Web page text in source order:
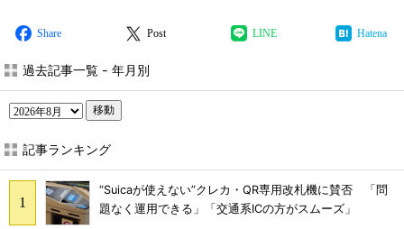
Share Post LINE Hatena
過去記事一覧 - 年月別
移動
記事ランキング
“Suicaが使えない”クレカ・QR専用改札機に賛否 「問
題なく運用できる」「交通系ICの方がスムーズ」